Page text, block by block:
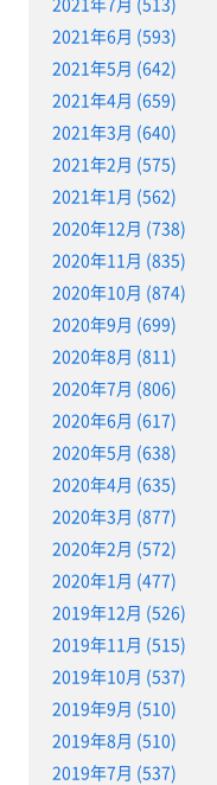
2021年6月 (593)
2021年5月 (642)
2021年4月 (659)
2021年3月 (640)
2021年2月 (575)
2021年1月 (562)
2020年12月 (738)
2020年11月 (835)
2020年10月 (874)
2020年9月 (699)
2020年8月 (811)
2020年7月 (806)
2020年6月 (617)
2020年5月 (638)
2020年4月 (635)
2020年3月 (877)
2020年2月 (572)
2020年1月 (477)
2019年12月 (526)
2019年11月 (515)
2019年10月 (537)
2019年9月 (510)
2019年8月 (510)
2019年7月 (537)